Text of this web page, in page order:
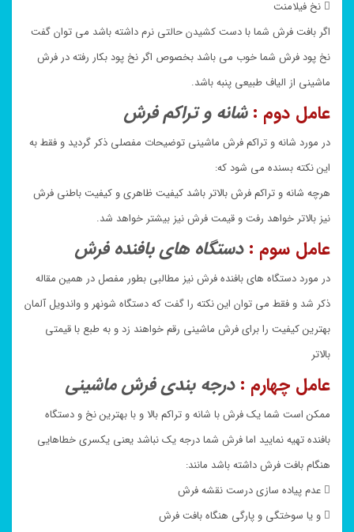
 نخ فیلامنت
اگر بافت فرش شما با دست کشیدن حالتی نرم داشته باشد می توان گفت
نخ پود فرش شما خوب می باشد بخصوص اگر نخ پود بکار رفته در فرش
ماشینی از الیاف طبیعی پنبه باشد.
عامل دوم : شانه و تراکم فرش
در مورد شانه و تراکم فرش ماشینی توضیحات مفصلی ذکر گردید و فقط به
این نکته بسنده می شود که:
هرچه شانه و تراکم فرش بالاتر باشد کیفیت ظاهری و کیفیت باطنی فرش
نیز بالاتر خواهد رفت و قیمت فرش نیز بیشتر خواهد شد.
عامل سوم : دستگاه های بافنده فرش
در مورد دستگاه های بافنده فرش نیز مطالبی بطور مفصل در همین مقاله
ذکر شد و فقط می توان این نکته را گفت که دستگاه شونهر و واندویل آلمان
بهترین کیفیت را برای فرش ماشینی رقم خواهند زد و به طبع با قیمتی
بالاتر
عامل چهارم : درجه بندی فرش ماشینی
ممکن است شما یک فرش با شانه و تراکم بالا و با بهترین نخ و دستگاه
بافنده تهیه نمایید اما فرش شما درجه یک نباشد یعنی یکسری خطاهایی
هنگام بافت فرش داشته باشد مانند:
 عدم پیاده سازی درست نقشه فرش
 و یا سوختگی و پارگی هنگاه بافت فرش